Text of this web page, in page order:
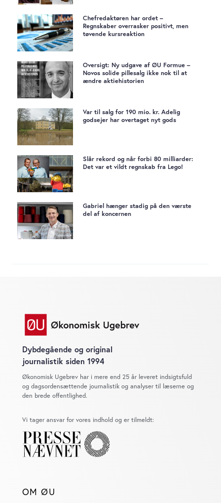
Chefredaktøren har ordet –
Regnskaber overrasker positivt, men
tøvende kursreaktion
Oversigt: Ny udgave af ØU Formue –
Novos solide pillesalg ikke nok til at
ændre aktiehistorien
Var til salg for 190 mio. kr. Adelig
godsejer har overtaget nyt gods
Slår rekord og når forbi 80 milliarder:
Det var et vildt regnskab fra Lego!
Gabriel hænger stadig på den værste
del af koncernen
Dybdegående og original
journalistik siden 1994
Økonomisk Ugebrev har i mere end 25 år leveret indsigtsfuld
og dagsordensættende journalistik og analyser til læserne og
den brede offentlighed.
Vi tager ansvar for vores indhold og er tilmeldt:
OM ØU